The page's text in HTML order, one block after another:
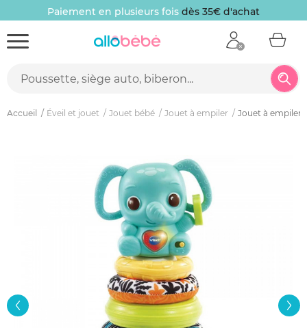
Paiement en plusieurs fois dès 35€ d'achat
Accueil Éveil et jouet Jouet bébé Jouet à empiler Jouet à empiler